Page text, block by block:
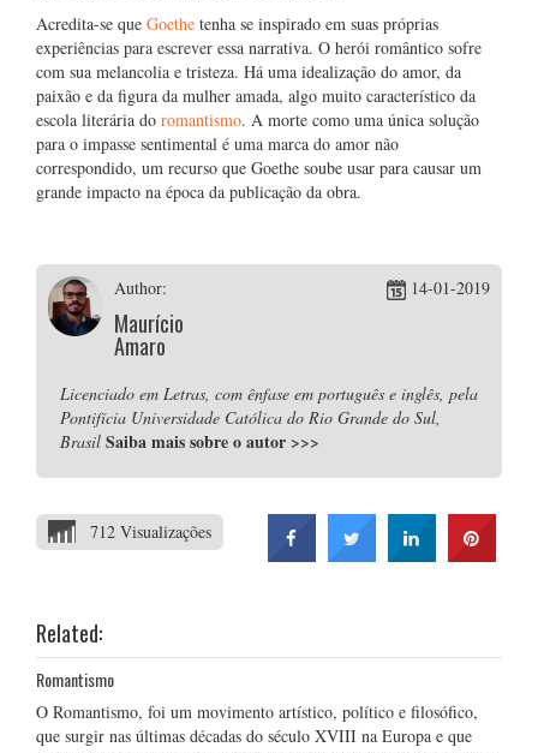
Acredita-se que Goethe tenha se inspirado em suas próprias
experiências para escrever essa narrativa. O herói romântico sofre
com sua melancolia e tristeza. Há uma idealização do amor, da
paixão e da figura da mulher amada, algo muito característico da
escola literária do romantismo. A morte como uma única solução
para o impasse sentimental é uma marca do amor não
correspondido, um recurso que Goethe soube usar para causar um
grande impacto na época da publicação da obra.
Author:
Maurício
Amaro
14-01-2019
Licenciado em Letras, com ênfase em português e inglês, pela
Pontifícia Universidade Católica do Rio Grande do Sul,
Brasil Saiba mais sobre o autor >>>
712 Visualizações
Related:
Romantismo
O Romantismo, foi um movimento artístico, político e filosófico,
que surgir nas últimas décadas do século XVIII na Europa e que